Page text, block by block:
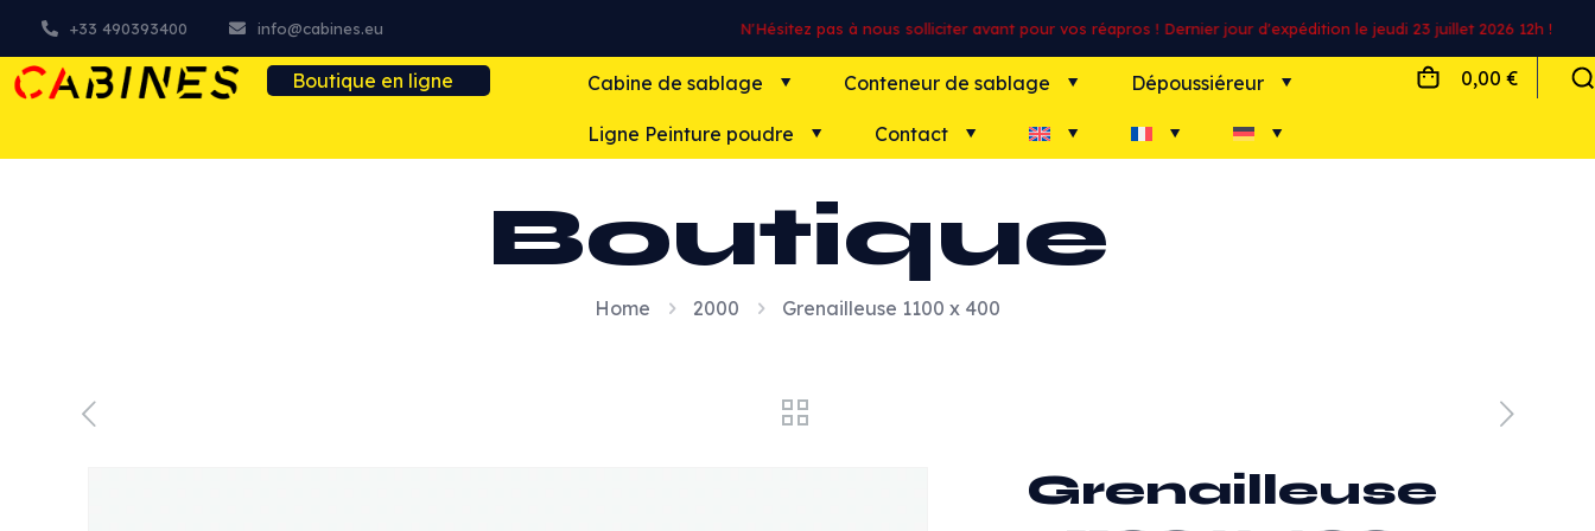
+33 490393400 info@cabines.eu N'Hésitez pas à nous solliciter avant pour vos réapros ! Dernier jour d'expédition le jeudi 23 juillet 2026 12h !
Boutique en ligne Cabine de sablage Conteneur de sablage Dépoussiéreur
Ligne Peinture poudre Contact
0,00 €
Boutique
Home 2000 Grenailleuse 1100 x 400
Grenailleuse